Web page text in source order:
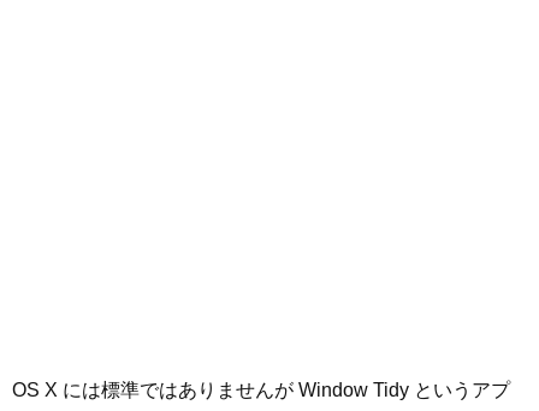
OS X には標準ではありませんが Window Tidy というアプ